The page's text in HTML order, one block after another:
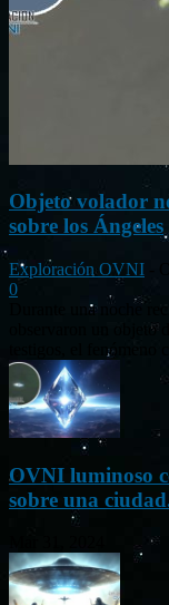
Objeto volador
sobre los Ángeles
Exploración OVNI
0
Durante una noche
observaron un objeto
testigos, el fenómeno
OVNI luminoso
sobre una